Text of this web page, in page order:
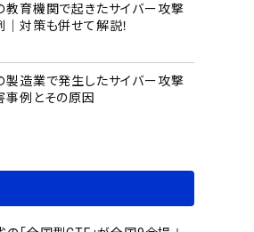
教育機関で起きたサイバー攻撃
｜対策も併せて解説！
製造業で発生したサイバー攻撃
事例とその原因